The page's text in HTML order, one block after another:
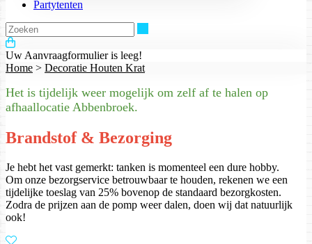
Partytenten
Uw Aanvraagformulier is leeg!
Home > Decoratie Houten Krat
Het is tijdelijk weer mogelijk om zelf af te halen op
afhaallocatie Abbenbroek.
Brandstof & Bezorging
Je hebt het vast gemerkt: tanken is momenteel een dure hobby.
Om onze bezorgservice betrouwbaar te houden, rekenen we een
tijdelijke toeslag van 25% bovenop de standaard bezorgkosten.
Zodra de prijzen aan de pomp weer dalen, doen wij dat natuurlijk
ook!